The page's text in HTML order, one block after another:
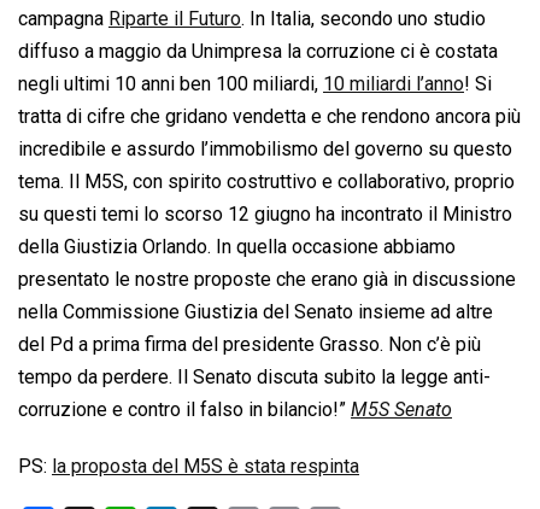
campagna Riparte il Futuro. In Italia, secondo uno studio
diffuso a maggio da Unimpresa la corruzione ci è costata
negli ultimi 10 anni ben 100 miliardi, 10 miliardi l’anno! Si
tratta di cifre che gridano vendetta e che rendono ancora più
incredibile e assurdo l’immobilismo del governo su questo
tema. Il M5S, con spirito costruttivo e collaborativo, proprio
su questi temi lo scorso 12 giugno ha incontrato il Ministro
della Giustizia Orlando. In quella occasione abbiamo
presentato le nostre proposte che erano già in discussione
nella Commissione Giustizia del Senato insieme ad altre
del Pd a prima firma del presidente Grasso. Non c’è più
tempo da perdere. Il Senato discuta subito la legge anti-
corruzione e contro il falso in bilancio!” M5S Senato
PS: la proposta del M5S è stata respinta